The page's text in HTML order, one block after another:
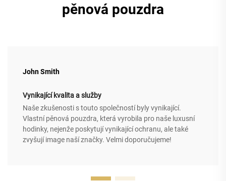
pěnová pouzdra
John Smith
Vynikající kvalita a služby
Naše zkušenosti s touto společností byly vynikající.
Vlastní pěnová pouzdra, která vyrobila pro naše luxusní
hodinky, nejenže poskytují vynikající ochranu, ale také
zvyšují image naší značky. Velmi doporučujeme!